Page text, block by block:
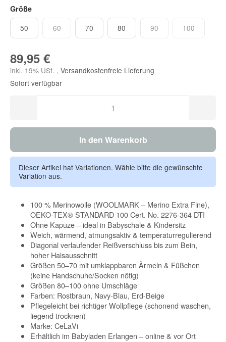
Größe
50
6060 7070 80 9090 100
89,95 €
inkl. 19% USt. , Versandkostenfreie Lieferung
Sofort verfügbar
In den Warenkorb
Dieser Artikel hat Variationen. Wähle bitte die gewünschte
Variation aus.
100 % Merinowolle (WOOLMARK – Merino Extra Fine),
OEKO-TEX® STANDARD 100 Cert. No. 2276-364 DTI
Ohne Kapuze – ideal in Babyschale & Kindersitz
Weich, wärmend, atmungsaktiv & temperaturregulierend
Diagonal verlaufender Reißverschluss bis zum Bein,
hoher Halsausschnitt
Größen 50–70 mit umklappbaren Ärmeln & Füßchen
(keine Handschuhe/Socken nötig)
Größen 80–100 ohne Umschläge
Farben: Rostbraun, Navy-Blau, Erd-Beige
Pflegeleicht bei richtiger Wollpflege (schonend waschen,
liegend trocknen)
Marke: CeLaVi
Erhältlich im Babyladen Erlangen – online & vor Ort